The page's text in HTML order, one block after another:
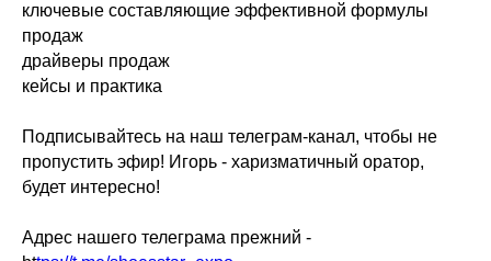
ключевые составляющие эффективной формулы
продаж
драйверы продаж
кейсы и практика
Подписывайтесь на наш телеграм-канал, чтобы не
пропустить эфир! Игорь - харизматичный оратор,
будет интересно!
Адрес нашего телеграма прежний -